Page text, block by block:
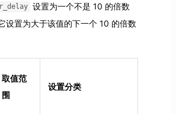
设置为一个不是 10 的倍数
设置为大于该值的下一个 10 的倍数
取值范
围
设置分类